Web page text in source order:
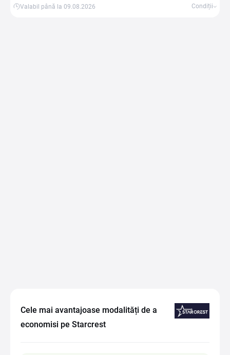
Valabil până la 09.08.2026 Condiții
Cele mai avantajoase modalități de a
economisi pe Starcrest